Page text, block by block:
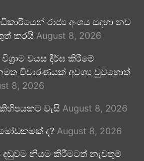
රාජ්‍ය අංශය සඳහා නව
කරයි August 8, 2026
වයස දීර්ඝ කිරීමේ
විචාරණයක් අවශ්‍ය වුවහොත්
8, 2026
වැසි August 8, 2026
ද? August 8, 2026
දඬුවම නියම කිරීමටත් නැවතුම්